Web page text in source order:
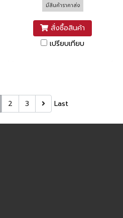
มีสินค้าราคาส่ง
สั่งซื้อสินค้า
เปรียบเทียบ
2 3 Last